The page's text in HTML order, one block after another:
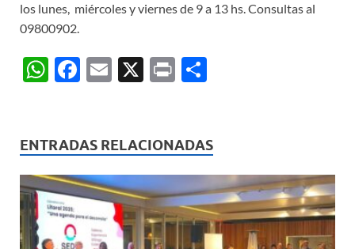
los lunes, miércoles y viernes de 9 a 13 hs. Consultas al
09800902.
W
s
A
p
p
F
b
o
o
k
E
X
P
p
ar
ti
r
ENTRADAS RELACIONADAS